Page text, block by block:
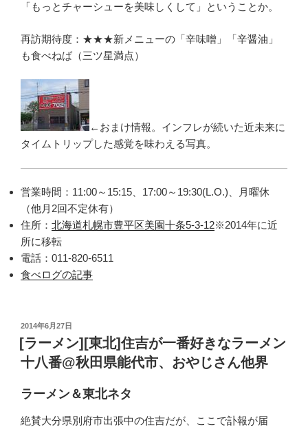
「もっとチャーシューを美味しくして」ということか。
再訪期待度：★★★新メニューの「辛味噌」「辛醤油」
も食べねば（三ツ星満点）
←おまけ情報。インフレが続いた近未来に
タイムトリップした感覚を味わえる写真。
営業時間：11:00～15:15、17:00～19:30(L.O.)、月曜休
（他月2回不定休有）
住所： 北海道札幌市豊平区美園十条5-3-12※2014年に近
所に移転
電話：011-820-6511
食べログの記事
投
稿
日:
2014年6月27日
[ラーメン][東北]住吉が一番好きなラーメン
十八番@秋田県能代市、おやじさん他界
ラーメン＆東北ネタ
絶賛大分県別府市出張中の住吉だが、ここで訃報が届